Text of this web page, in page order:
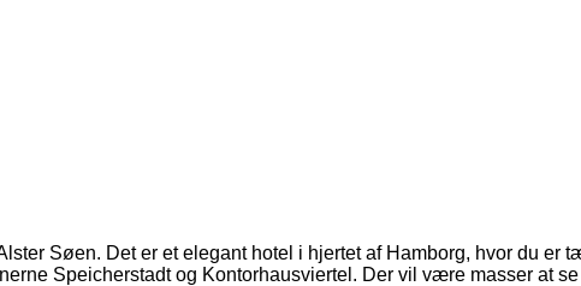
Søen. Det er et elegant hotel i hjertet af Hamborg, hvor du er
Speicherstadt og Kontorhausviertel. Der vil være masser at